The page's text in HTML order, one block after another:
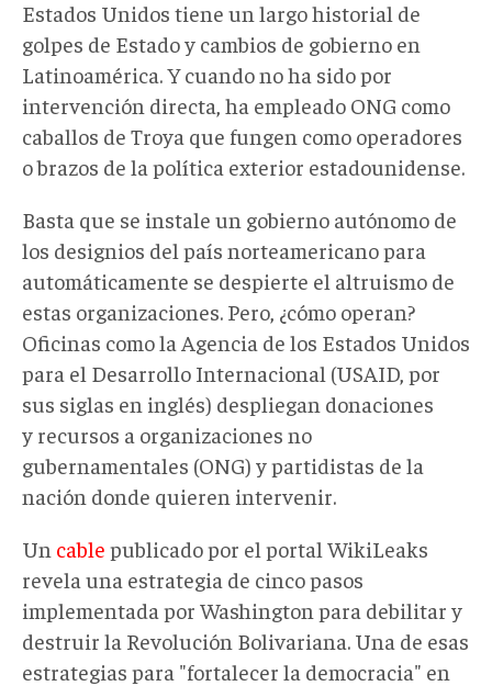
Estados Unidos tiene un largo historial de
golpes de Estado y cambios de gobierno en
Latinoamérica. Y cuando no ha sido por
intervención directa, ha empleado ONG como
caballos de Troya que fungen como operadores
o brazos de la política exterior estadounidense.
Basta que se instale un gobierno autónomo de
los designios del país norteamericano para
automáticamente se despierte el altruismo de
estas organizaciones. Pero, ¿cómo operan?
Oficinas como la Agencia de los Estados Unidos
para el Desarrollo Internacional (USAID, por
sus siglas en inglés) despliegan donaciones
y recursos a organizaciones no
gubernamentales (ONG) y partidistas de la
nación donde quieren intervenir.
Un cable publicado por el portal WikiLeaks
revela una estrategia de cinco pasos
implementada por Washington para debilitar y
destruir la Revolución Bolivariana. Una de esas
estrategias para "fortalecer la democracia" en